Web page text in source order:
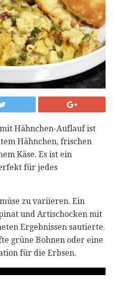
Hähnchen-Auflauf ist
Hähnchen, frischen
Käse. Es ist ein
für jedes
zu variieren. Ein
und Artischocken mit
Ergebnissen sautierte.
grüne Bohnen oder eine
für die Erbsen.